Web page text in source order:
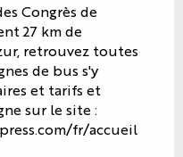
Congrès de
27 km de
retrouvez toutes
de bus s'y
et tarifs et
sur le site :
fr/accueil